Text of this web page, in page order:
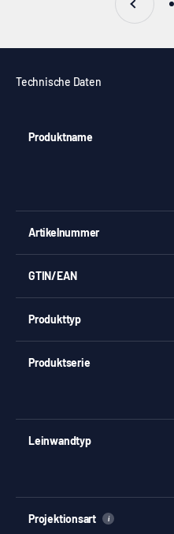
Technische Daten
Produktname
Artikelnummer
GTIN/EAN
Produkttyp
Produktserie
Leinwandtyp
Projektionsart i